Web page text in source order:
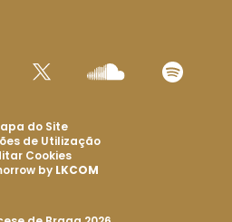
do Site
de Utilização
Cookies
by LKCOM